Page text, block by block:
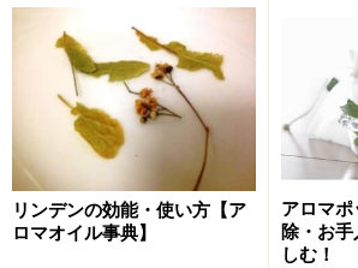
い。
※個人の体質、また、誤った方法による実
不調を引き起こす場合があります。実践の
質及び健康状態を十分に考慮し、正しい方
また、全ての方への有効性を保証するもの
リンデンの効能・使い方【ア
ロマオイル事典】
アロマ
除・お
しむ！